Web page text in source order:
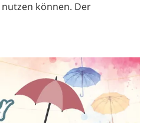
können. Der